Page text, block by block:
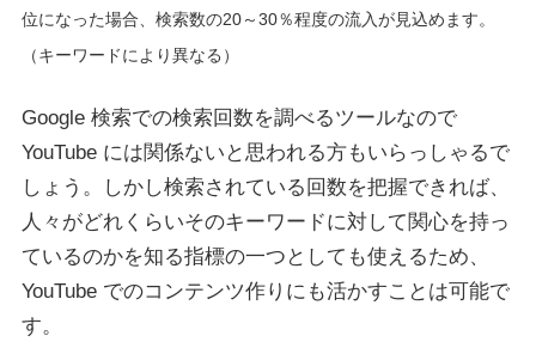
位になった場合、検索数の20～30％程度の流入が見込めます。
（キーワードにより異なる）
Google 検索での検索回数を調べるツールなので
YouTube には関係ないと思われる方もいらっしゃるで
しょう。しかし検索されている回数を把握できれば、
人々がどれくらいそのキーワードに対して関心を持っ
ているのかを知る指標の一つとしても使えるため、
YouTube でのコンテンツ作りにも活かすことは可能で
す。